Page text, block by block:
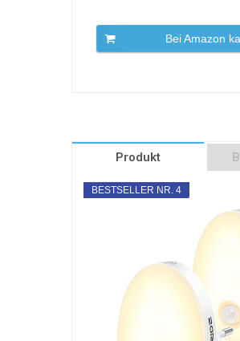
Bei Amazon
Produkt
BESTSELLER NR. 4